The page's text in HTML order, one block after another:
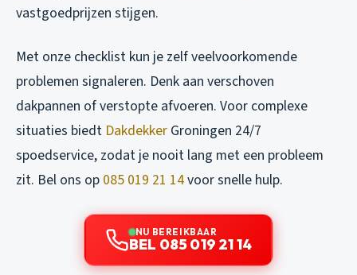
vastgoedprijzen stijgen.
Met onze checklist kun je zelf veelvoorkomende
problemen signaleren. Denk aan verschoven
dakpannen of verstopte afvoeren. Voor complexe
situaties biedt Dakdekker Groningen 24/7
spoedservice, zodat je nooit lang met een probleem
zit. Bel ons op 085 019 21 14voor snelle hulp.
NU BEREIKBAAR
BEL 085 019 21 14